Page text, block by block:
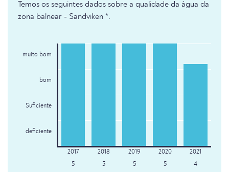
Temos os seguintes dados sobre a qualidade da água da
zona balnear - Sandviken *.
muito bom
bom
Suficiente
deficiente
5 5 5 5 4